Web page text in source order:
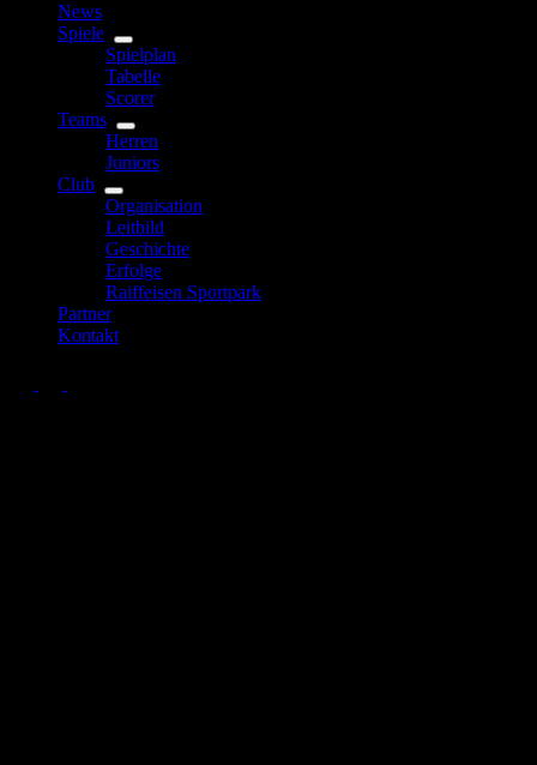
News
Spiele
Spielplan
Tabelle
Scorer
Teams
Herren
Juniors
Club
Organisation
Leitbild
Geschichte
Erfolge
Raiffeisen Sportpark
Partner
Kontakt